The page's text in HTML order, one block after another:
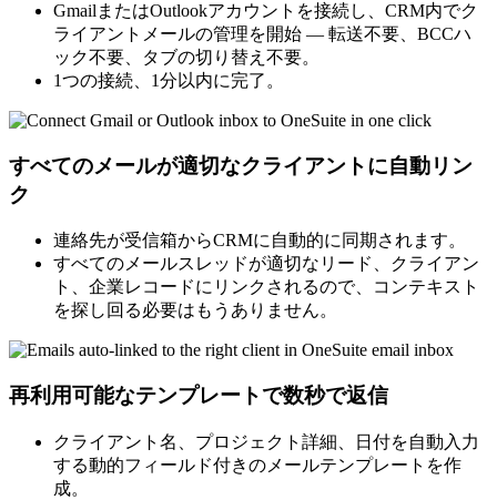
GmailまたはOutlookアカウントを接続し、CRM内でク
ライアントメールの管理を開始 — 転送不要、BCCハ
ック不要、タブの切り替え不要。
1つの接続、1分以内に完了。
すべてのメールが適切なクライアントに自動リン
ク
連絡先が受信箱からCRMに自動的に同期されます。
すべてのメールスレッドが適切なリード、クライアン
ト、企業レコードにリンクされるので、コンテキスト
を探し回る必要はもうありません。
再利用可能なテンプレートで数秒で返信
クライアント名、プロジェクト詳細、日付を自動入力
する動的フィールド付きのメールテンプレートを作
成。